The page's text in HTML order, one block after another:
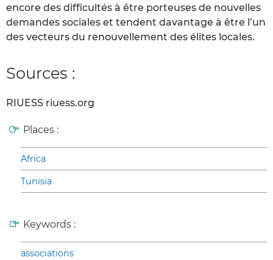
encore des difficultés à être porteuses de nouvelles
demandes sociales et tendent davantage à être l’un
des vecteurs du renouvellement des élites locales.
Sources :
RIUESS riuess.org
Places :
Africa
Tunisia
Keywords :
associations